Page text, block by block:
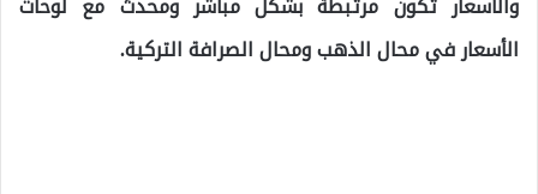
الأسعار في محال الذهب ومحال الصرافة التركية.